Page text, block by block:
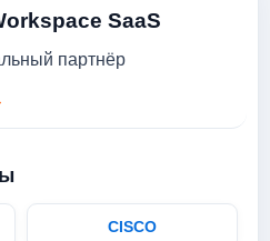
SaaS
партнёр
CISCO